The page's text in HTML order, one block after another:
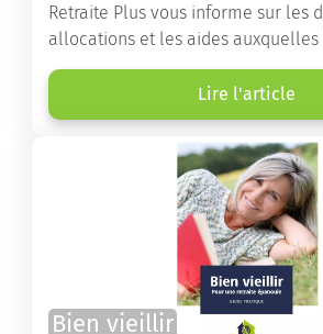
Retraite Plus vous informe sur les
allocations et les aides auxquelles
âgées ont droit pour financer un
de retraite ou un maintien à
Lire l'article
Bien vieillir